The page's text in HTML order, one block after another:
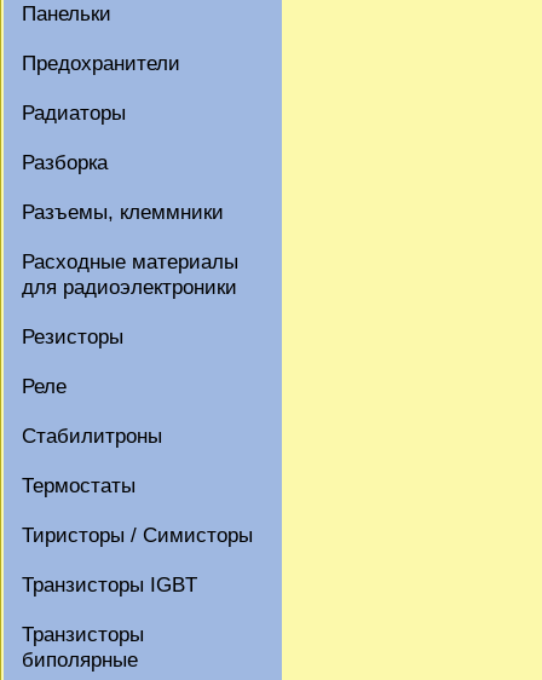
Панельки
Предохранители
Радиаторы
Разборка
Разъемы, клеммники
Расходные материалы
для радиоэлектроники
Резисторы
Реле
Стабилитроны
Термостаты
Тиристоры / Симисторы
Транзисторы IGBT
Транзисторы
биполярные